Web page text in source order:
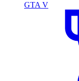
GTA V